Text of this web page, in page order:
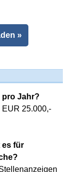
»
pro Jahr?
25.000,-
es für